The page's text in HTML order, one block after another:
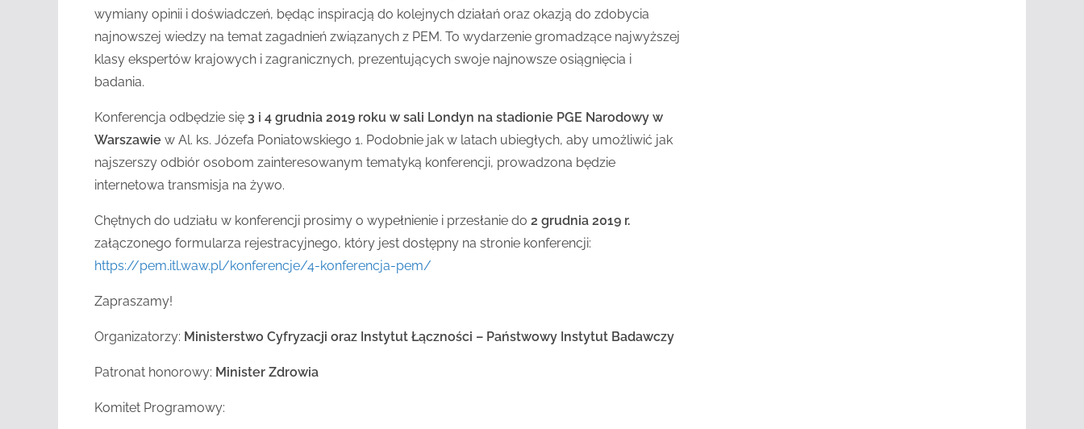
wymiany opinii i doświadczeń, będąc inspiracją do kolejnych działań oraz okazją do zdobycia
najnowszej wiedzy na temat zagadnień związanych z PEM. To wydarzenie gromadzące najwyższej
klasy ekspertów krajowych i zagranicznych, prezentujących swoje najnowsze osiągnięcia i
badania.
Konferencja odbędzie się 3 i 4 grudnia 2019 roku w sali Londyn na stadionie PGE Narodowy w
Warszawie w Al. ks. Józefa Poniatowskiego 1. Podobnie jak w latach ubiegłych, aby umożliwić jak
najszerszy odbiór osobom zainteresowanym tematyką konferencji, prowadzona będzie
internetowa transmisja na żywo.
Chętnych do udziału w konferencji prosimy o wypełnienie i przesłanie do 2 grudnia 2019 r.
załączonego formularza rejestracyjnego, który jest dostępny na stronie konferencji:
https://pem.itl.waw.pl/konferencje/4-konferencja-pem/
Zapraszamy!
Organizatorzy: Ministerstwo Cyfryzacji oraz Instytut Łączności – Państwowy Instytut Badawczy
Patronat honorowy: Minister Zdrowia
Komitet Programowy: